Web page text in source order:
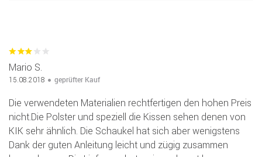
Mario S.
15.08.2018 geprüfter Kauf
Die verwendeten Materialien rechtfertigen den hohen Preis
nicht.Die Polster und speziell die Kissen sehen denen von
KIK sehr ähnlich. Die Schaukel hat sich aber wenigstens
Dank der guten Anleitung leicht und zügig zusammen